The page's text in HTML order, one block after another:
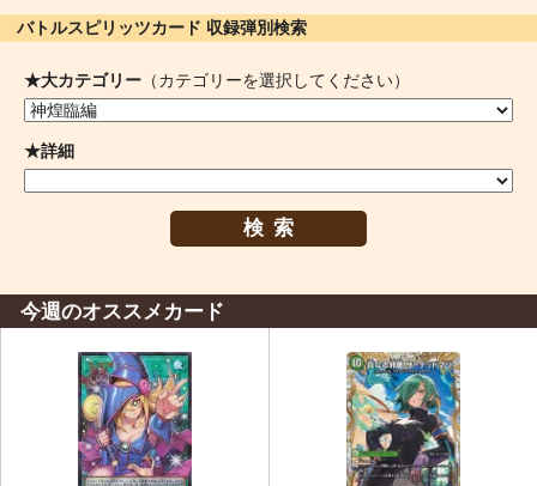
バトルスピリッツカード 収録弾別検索
★大カテゴリー （カテゴリーを選択してください）
★詳細
検索
今週のオススメカード